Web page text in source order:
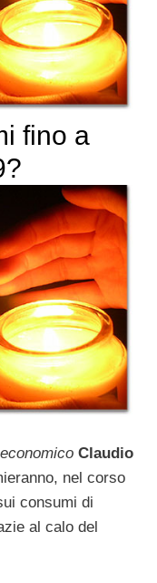
fino a
Claudio
nel corso
consumi di
al calo del